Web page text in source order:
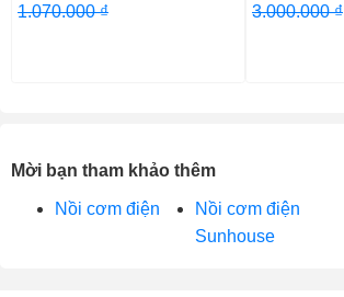
1.070.000 ₫ 3.000.000 ₫
Mời bạn tham khảo thêm
Nồi cơm điện
Nồi cơm điện
Sunhouse